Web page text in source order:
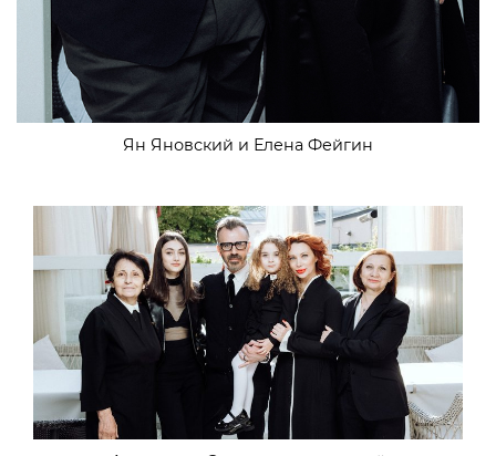
Ян Яновский и Елена Фейгин